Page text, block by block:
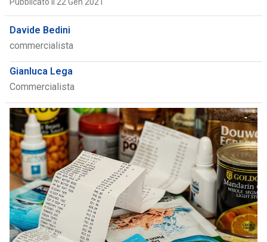
Davide Bedini
commercialista
Gianluca Lega
Commercialista